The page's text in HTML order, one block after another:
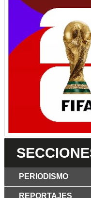
PERIODISMO
REPORTAJES